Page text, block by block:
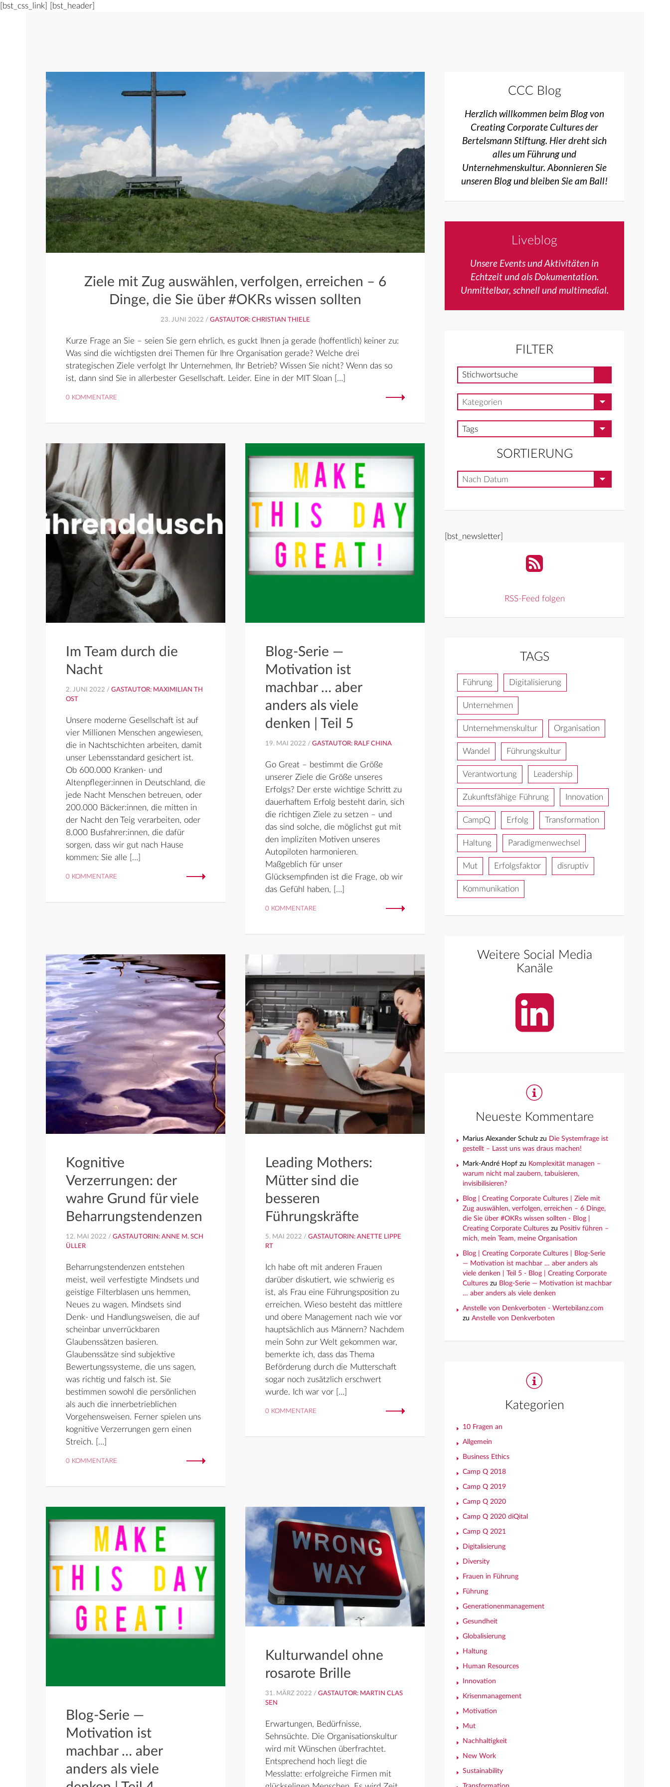
[bst_css_link] [bst_header]
Ziele mit Zug auswählen, verfolgen, erreichen – 6
Dinge, die Sie über #OKRs wissen sollten
23. JUNI 2022 / GASTAUTOR: CHRISTIAN THIELE
Kurze Frage an Sie – seien Sie gern ehrlich, es guckt Ihnen ja gerade (hoffentlich) keiner zu:
Was sind die wichtigsten drei Themen für Ihre Organisation gerade? Welche drei
strategischen Ziele verfolgt Ihr Unternehmen, Ihr Betrieb? Wissen Sie nicht? Wenn das so
ist, dann sind Sie in allerbester Gesellschaft. Leider. Eine in der MIT Sloan […]
0 KOMMENTARE
Im Team durch die
Nacht
2. JUNI 2022 / GASTAUTOR: MAXIMILIAN TH
OST
Unsere moderne Gesellschaft ist auf
vier Millionen Menschen angewiesen,
die in Nachtschichten arbeiten, damit
unser Lebensstandard gesichert ist.
Ob 600.000 Kranken- und
Altenpfleger:innen in Deutschland, die
jede Nacht Menschen betreuen, oder
200.000 Bäcker:innen, die mitten in
der Nacht den Teig verarbeiten, oder
8.000 Busfahrer:innen, die dafür
sorgen, dass wir gut nach Hause
kommen: Sie alle […]
0 KOMMENTARE
Blog-Serie —
Motivation ist
machbar … aber
anders als viele
denken | Teil 5
19. MAI 2022 / GASTAUTOR: RALF CHINA
Go Great – bestimmt die Größe
unserer Ziele die Größe unseres
Erfolgs? Der erste wichtige Schritt zu
dauerhaftem Erfolg besteht darin, sich
die richtigen Ziele zu setzen – und
das sind solche, die möglichst gut mit
den impliziten Motiven unseres
Autopiloten harmonieren.
Maßgeblich für unser
Glücksempfinden ist die Frage, ob wir
das Gefühl haben, […]
0 KOMMENTARE
Kognitive
Verzerrungen: der
wahre Grund für viele
Beharrungstendenzen
12. MAI 2022 / GASTAUTORIN: ANNE M. SCH
ÜLLER
Beharrungstendenzen entstehen
meist, weil verfestigte Mindsets und
geistige Filterblasen uns hemmen,
Neues zu wagen. Mindsets sind
Denk- und Handlungsweisen, die auf
scheinbar unverrückbaren
Glaubenssätzen basieren.
Glaubenssätze sind subjektive
Bewertungssysteme, die uns sagen,
was richtig und falsch ist. Sie
bestimmen sowohl die persönlichen
als auch die innerbetrieblichen
Vorgehensweisen. Ferner spielen uns
kognitive Verzerrungen gern einen
Streich. […]
0 KOMMENTARE
Leading Mothers:
Mütter sind die
besseren
Führungskräfte
5. MAI 2022 / GASTAUTORIN: ANETTE LIPPE
RT
Ich habe oft mit anderen Frauen
darüber diskutiert, wie schwierig es
ist, als Frau eine Führungsposition zu
erreichen. Wieso besteht das mittlere
und obere Management nach wie vor
hauptsächlich aus Männern? Nachdem
mein Sohn zur Welt gekommen war,
bemerkte ich, dass das Thema
Beförderung durch die Mutterschaft
sogar noch zusätzlich erschwert
wurde. Ich war vor […]
0 KOMMENTARE
Blog-Serie —
Motivation ist
machbar … aber
anders als viele
Kulturwandel ohne
rosarote Brille
31. MÄRZ 2022 / GASTAUTOR: MARTIN CLASS
EN
Erwartungen, Bedürfnisse,
Sehnsüchte. Die Organisationskultur
wird mit Wünschen überfrachtet.
Entsprechend hoch liegt die
Messlatte: erfolgreiche Firmen mit
CCC Blog
Herzlich willkommen beim Blog von
Creating Corporate Cultures der
Bertelsmann Stiftung. Hier dreht sich
alles um Führung und
Unternehmenskultur. Abonnieren Sie
unseren Blog und bleiben Sie am Ball!
Liveblog
Unsere Events und Aktivitäten in
Echtzeit und als Dokumentation.
Unmittelbar, schnell und multimedial.
FILTER
Stichwortsuche
Kategorien
Kategorien
Tags
Tags
SORTIERUNG
Nach Datum
[bst_newsletter]
RSS-Feed folgen
TAGS
Führung Digitalisierung
Unternehmen
Unternehmenskultur Organisation
Wandel Führungskultur
Verantwortung Leadership
Zukunftsfähige Führung Innovation
CampQ Erfolg Transformation
Haltung Paradigmenwechsel
Mut Erfolgsfaktor disruptiv
Kommunikation
Weitere Social Media
Kanäle
Neueste Kommentare
Marius Alexander Schulz zu Die Systemfrage ist
gestellt – Lasst uns was draus machen!
Mark-André Hopf zu Komplexität managen –
warum nicht mal zaubern, tabuisieren,
invisibilisieren?
Blog | Creating Corporate Cultures | Ziele mit
Zug auswählen, verfolgen, erreichen – 6 Dinge,
die Sie über #OKRs wissen sollten - Blog |
Creating Corporate Cultures zu Positiv führen –
mich, mein Team, meine Organisation
Blog | Creating Corporate Cultures | Blog-Serie
— Motivation ist machbar … aber anders als
viele denken | Teil 5 - Blog | Creating Corporate
Cultures zu Blog-Serie — Motivation ist machbar
… aber anders als viele denken
Anstelle von Denkverboten - Wertebilanz.com
zu Anstelle von Denkverboten
Kategorien
10 Fragen an
Allgemein
Business Ethics
Camp Q 2018
Camp Q 2019
Camp Q 2020
Camp Q 2020 diQital
Camp Q 2021
Digitalisierung
Diversity
Frauen in Führung
Führung
Generationenmanagement
Gesundheit
Globalisierung
Haltung
Human Resources
Innovation
Krisenmanagement
Motivation
Mut
Nachhaltigkeit
New Work
Sustainability